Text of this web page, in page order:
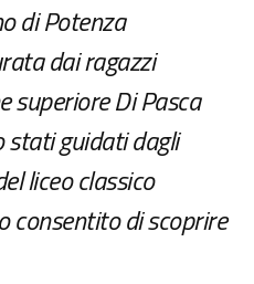
di Potenza
dai ragazzi
superiore Di Pasca
guidati dagli
liceo classico
consentito di scoprire